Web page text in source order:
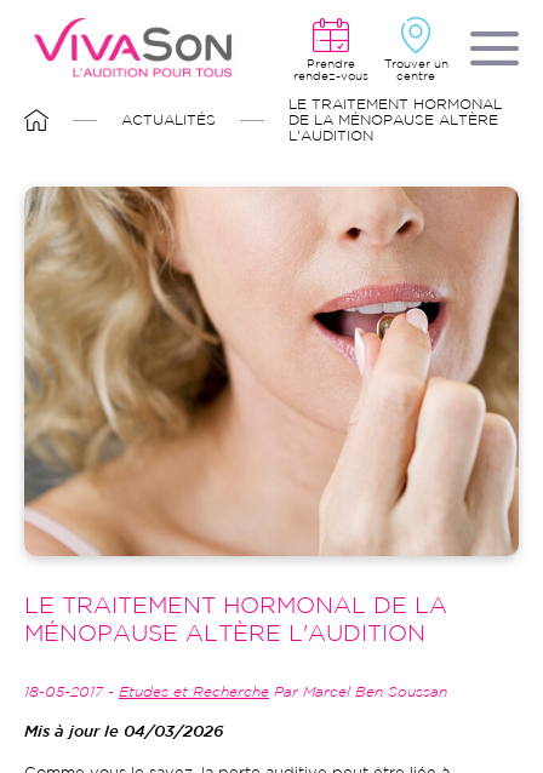
contenu
principal
Prendre
rendez-vous
Trouver un
centre
D'ARIANE
ACTUALITÉS
LE TRAITEMENT HORMONAL
DE LA MÉNOPAUSE ALTÈRE
L'AUDITION
LE TRAITEMENT HORMONAL DE LA
MÉNOPAUSE ALTÈRE L'AUDITION
18-05-2017 - Etudes et Recherche Par Marcel Ben Soussan
Mis à jour le 04/03/2026